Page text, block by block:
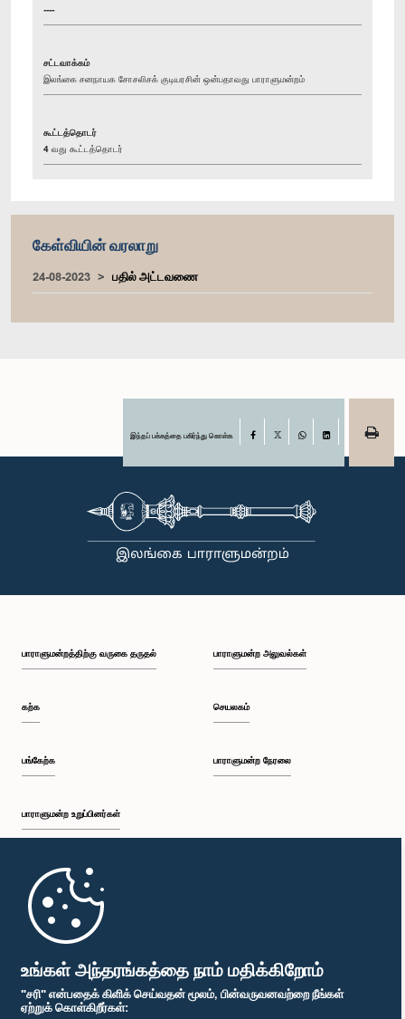
உங்கள் அந்தரங்கத்தை நாம் மதிக்கிறோம்
"சரி" என்பதைக் கிளிக் செய்வதன் மூலம், பின்வருவனவற்றை நீங்கள்
ஏற்றுக் கொள்கிறீர்கள்:
----
சட்டவாக்கம்
இலங்கை சனநாயக சோசலிசக் குடியரசின் ஒன்பதாவது பாராளுமன்றம்
கூட்டத்தொடர்
4 வது கூட்டத்தொடர்
கேள்வியின் வரலாறு
24-08-2023 பதில் அட்டவணை
இந்தப் பக்கத்தை பகிர்ந்து கொள்க Facebook
பாராளுமன்றத்திற்கு வருகை தருதல்
கற்க
பங்கேற்க
பாராளுமன்ற உறுப்பினர்கள்
முதற்பக்கம்
பாராளுமன்ற அலுவல்கள்
செயலகம்
பாராளுமன்ற நேரலை
பாராளுமன்ற கையடக்க செயலி